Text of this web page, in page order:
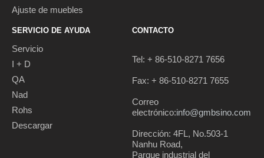
Ajuste de muebles
SERVICIO DE AYUDA
Servicio
I + D
QA
Nad
Rohs
Descargar
CONTACTO
Tel: + 86-510-8271 7656
Fax: + 86-510-8271 7655
Correo
electrónico:info@gmbsino.com
Dirección: 4FL, No.503-1
Nanhu Road,
Parque industrial del